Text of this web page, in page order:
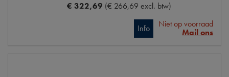
€ 322,69 (€ 266,69 excl. btw)
Info
Niet op voorraad
Mail ons